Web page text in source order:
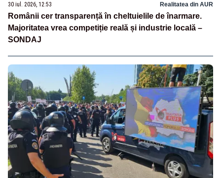
30 iul. 2026, 12:53 Realitatea din AUR
Românii cer transparență în cheltuielile de înarmare.
Majoritatea vrea competiție reală și industrie locală –
SONDAJ